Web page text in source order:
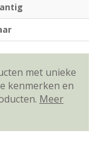
met unieke
kenmerken en
Meer